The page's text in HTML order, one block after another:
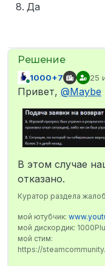
Да
В сети
1000+7 25
Привет, @Maybe
В этом случае
отказано.
Куратор раздела
мой ютубчик:
мой дискордик:
мой стим:
https://